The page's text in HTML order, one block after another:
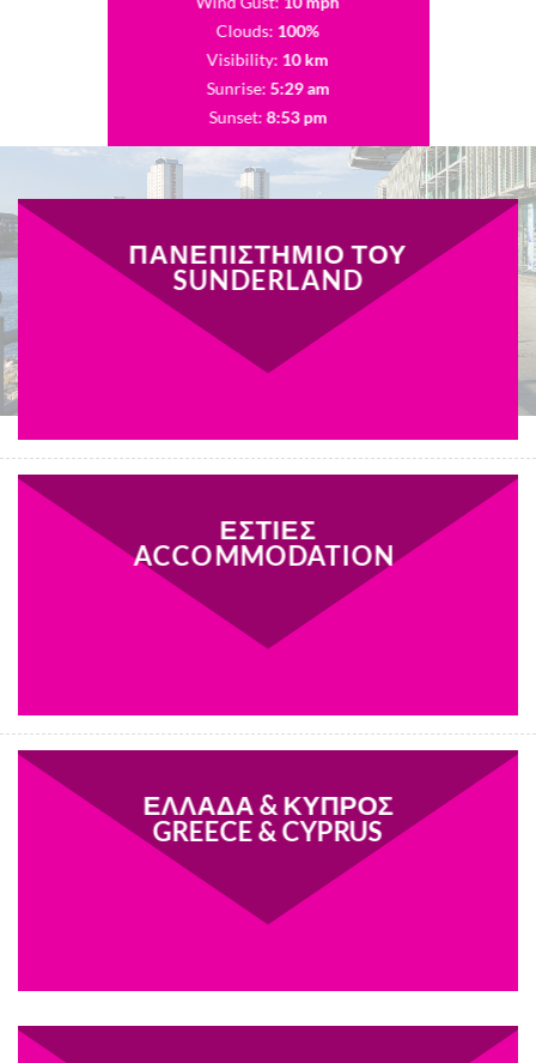
76 % 1011 mb 6 mph
Clouds: 100%
Visibility: 10 km
Sunrise: 5:29 am
Sunset: 8:53 pm
ΠΑΝΕΠΙΣΤΗΜΙΟ ΤΟΥ
SUNDERLAND
ΕΣΤΙΕΣ
ACCOMMODATION
ΕΛΛΑΔΑ & ΚΥΠΡΟΣ
GREECE & CYPRUS